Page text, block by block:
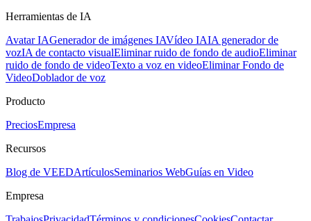
Herramientas de IA
Avatar IAGenerador de imágenes IAVídeo IAIA generador de
vozIA de contacto visualEliminar ruido de fondo de audioEliminar
ruido de fondo de videoTexto a voz en videoEliminar Fondo de
VideoDoblador de voz
Producto
PreciosEmpresa
Recursos
Blog de VEEDArtículosSeminarios WebGuías en Video
Empresa